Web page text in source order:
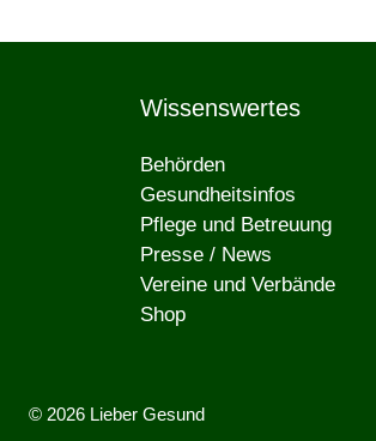
Wissenswertes
Behörden
Gesundheitsinfos
Pflege und Betreuung
Presse / News
Vereine und Verbände
Shop
© 2026 Lieber Gesund